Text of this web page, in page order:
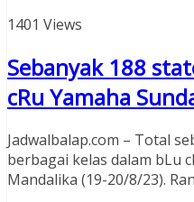
1401 Views
Sebanyak 188
cRu Yamaha
Jadwalbalap.com – Total
berbagai kelas dalam bLu
Mandalika (19-20/8/23).